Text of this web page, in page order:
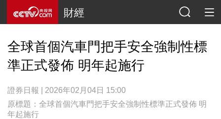
財經
全球首個汽車門把手安全強制性標
準正式發佈 明年起施行
證券日報 | 2026年02月04日 15:00
原標題：全球首個汽車門把手安全強制性標準正式發佈 明
年起施行